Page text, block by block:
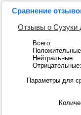
Сравнение
Отзывы о Сузуки
Всего:
Нейтральные:
Отрицательные:
Параметры для